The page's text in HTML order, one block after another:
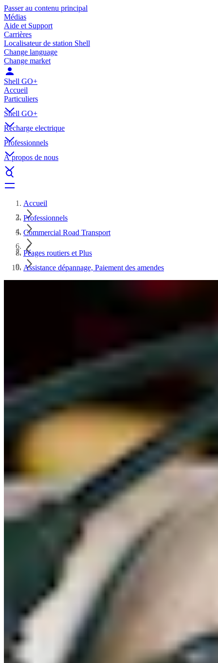
Passer au contenu principal
Médias
Aide et Support
Carrières
Localisateur de station Shell
Change language
Change market
Shell GO+
Accueil
Particuliers
Shell GO+
Récharge electrique
Professionnels
À propos de nous
Accueil
Professionnels
Commercial Road Transport
Péages routiers et Plus
Assistance dépannage, Paiement des amendes